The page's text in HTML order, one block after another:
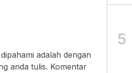
adalah dengan
anda tulis. Komentar
5